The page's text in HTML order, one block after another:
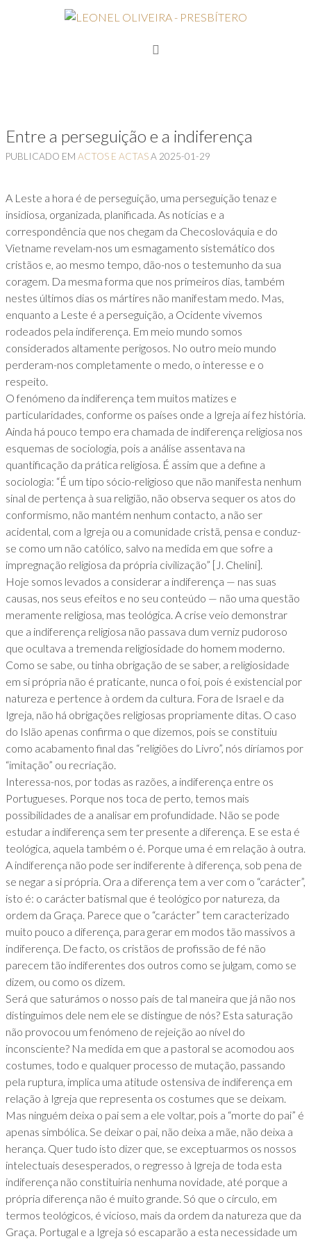
Entre a perseguição e a indiferença
PUBLICADO EM ACTOS E ACTASA 2025-01-29
A Leste a hora é de perseguição, uma perseguição tenaz e
insidiosa, organizada, planificada. As notícias e a
correspondência que nos chegam da Checoslováquia e do
Vietname revelam-nos um esmagamento sistemático dos
cristãos e, ao mesmo tempo, dão-nos o testemunho da sua
coragem. Da mesma forma que nos primeiros dias, também
nestes últimos dias os mártires não manifestam medo. Mas,
enquanto a Leste é a perseguição, a Ocidente vivemos
rodeados pela indiferença. Em meio mundo somos
considerados altamente perigosos. No outro meio mundo
perderam-nos completamente o medo, o interesse e o
respeito.
O fenómeno da indiferença tem muitos matizes e
particularidades, conforme os países onde a Igreja aí fez história.
Ainda há pouco tempo era chamada de indiferença religiosa nos
esquemas de sociologia, pois a análise assentava na
quantificação da prática religiosa. É assim que a define a
sociologia: “É um tipo sócio-religioso que não manifesta nenhum
sinal de pertença à sua religião, não observa sequer os atos do
conformismo, não mantém nenhum contacto, a não ser
acidental, com a Igreja ou a comunidade cristã, pensa e conduz-
se como um não católico, salvo na medida em que sofre a
impregnação religiosa da própria civilização” [J. Chelini].
Hoje somos levados a considerar a indiferença — nas suas
causas, nos seus efeitos e no seu conteúdo — não uma questão
meramente religiosa, mas teológica. A crise veio demonstrar
que a indiferença religiosa não passava dum verniz pudoroso
que ocultava a tremenda religiosidade do homem moderno.
Como se sabe, ou tinha obrigação de se saber, a religiosidade
em si própria não é praticante, nunca o foi, pois é existencial por
natureza e pertence à ordem da cultura. Fora de Israel e da
Igreja, não há obrigações religiosas propriamente ditas. O caso
do Islão apenas confirma o que dizemos, pois se constituiu
como acabamento final das “religiões do Livro”, nós diríamos por
“imitação” ou recriação.
Interessa-nos, por todas as razões, a indiferença entre os
Portugueses. Porque nos toca de perto, temos mais
possibilidades de a analisar em profundidade. Não se pode
estudar a indiferença sem ter presente a diferença. E se esta é
teológica, aquela também o é. Porque uma é em relação à outra.
A indiferença não pode ser indiferente à diferença, sob pena de
se negar a si própria. Ora a diferença tem a ver com o “carácter”,
isto é: o carácter batismal que é teológico por natureza, da
ordem da Graça. Parece que o “carácter” tem caracterizado
muito pouco a diferença, para gerar em modos tão massivos a
indiferença. De facto, os cristãos de profissão de fé não
parecem tão indiferentes dos outros como se julgam, como se
dizem, ou como os dizem.
Será que saturámos o nosso país de tal maneira que já não nos
distinguimos dele nem ele se distingue de nós? Esta saturação
não provocou um fenómeno de rejeição ao nível do
inconsciente? Na medida em que a pastoral se acomodou aos
costumes, todo e qualquer processo de mutação, passando
pela ruptura, implica uma atitude ostensiva de indiferença em
relação à Igreja que representa os costumes que se deixam.
Mas ninguém deixa o pai sem a ele voltar, pois a “morte do pai” é
apenas simbólica. Se deixar o pai, não deixa a mãe, não deixa a
herança. Quer tudo isto dizer que, se exceptuarmos os nossos
intelectuais desesperados, o regresso à Igreja de toda esta
indiferença não constituiria nenhuma novidade, até porque a
própria diferença não é muito grande. Só que o círculo, em
termos teológicos, é vicioso, mais da ordem da natureza que da
Graça. Portugal e a Igreja só escaparão a esta necessidade um